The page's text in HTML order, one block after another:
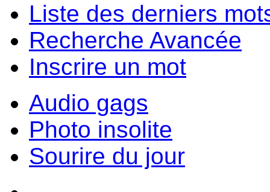
Liste des derniers
Recherche Avancée
Inscrire un mot
Audio gags
Photo insolite
Sourire du jour